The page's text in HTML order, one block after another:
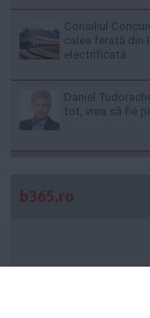
Consiliul
calea ferată din
electrificată
Daniel
tot, vrea să fie
b365.ro